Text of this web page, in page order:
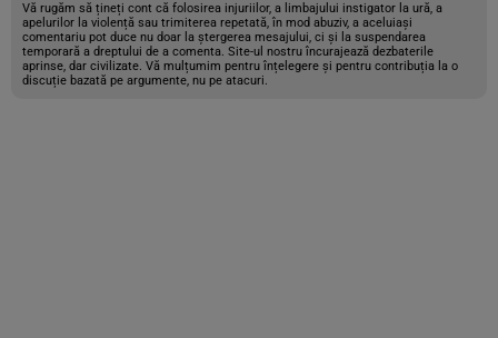
Vă rugăm să țineți cont că folosirea injuriilor, a limbajului instigator la ură, a
apelurilor la violență sau trimiterea repetată, în mod abuziv, a aceluiași
comentariu pot duce nu doar la ștergerea mesajului, ci și la suspendarea
temporară a dreptului de a comenta. Site-ul nostru încurajează dezbaterile
aprinse, dar civilizate. Vă mulțumim pentru înțelegere și pentru contribuția la o
discuție bazată pe argumente, nu pe atacuri.